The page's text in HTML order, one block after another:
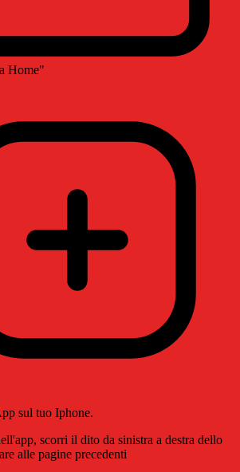
Home"
sul tuo Iphone.
scorri il dito da sinistra a destra dello
alle pagine precedenti